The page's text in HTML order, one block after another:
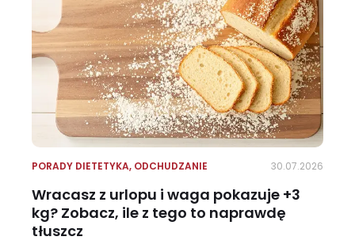
PORADY DIETETYKA, ODCHUDZANIE 30.07.2026
Wracasz z urlopu i waga pokazuje +3
kg? Zobacz, ile z tego to naprawdę
tłuszcz